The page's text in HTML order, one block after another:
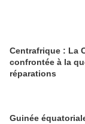
Centrafrique : La
confrontée à la
réparations
Guinée